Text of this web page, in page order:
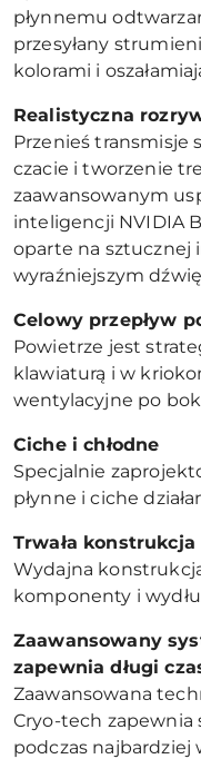
płynnemu
przesyłany
kolorami i
Realistyczna
Przenieś transmisje
czacie i tworzenie
zaawansowanym
inteligencji NVIDIA
oparte na
wyraźniejszym
Celowy przepływ
Powietrze jest
klawiaturą i w
wentylacyjne po
Ciche i chłodne
Specjalnie
płynne i ciche
Trwała konstrukcja
Wydajna
komponenty i
Zaawansowany
zapewnia długi
Zaawansowana
Cryo-tech
podczas najbardziej